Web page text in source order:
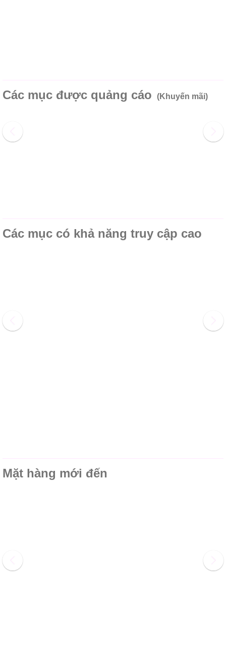
Các mục được quảng cáo (Khuyến mãi)
Các mục có khả năng truy cập cao
Mặt hàng mới đến